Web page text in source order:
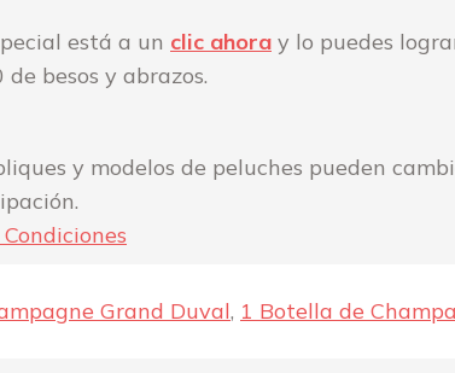
está a un clic ahora y lo puedes
besos y abrazos.
y modelos de peluches pueden
Grand Duval, 1 Botella de